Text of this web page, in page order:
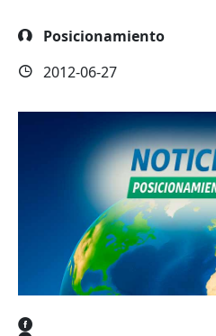
Posicionamiento
2012-06-27